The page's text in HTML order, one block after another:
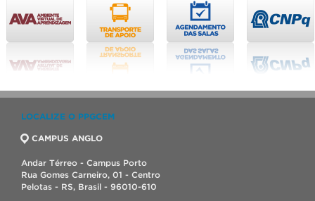
LOCALIZE O PPGCEM
CAMPUS ANGLO
Andar Térreo - Campus Porto
Rua Gomes Carneiro, 01 - Centro
Pelotas - RS, Brasil - 96010-610